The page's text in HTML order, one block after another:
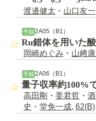
渡邊健太 ・ 山口友一
予稿2A05（B1）
Ru錯体を用いた
岡崎めぐみ ・ 山﨑
予稿 2A06（B1）
量子収率約100%
高田剛 ・ 姜君哲 ・
史 ・ 堂免一成, 62(B)